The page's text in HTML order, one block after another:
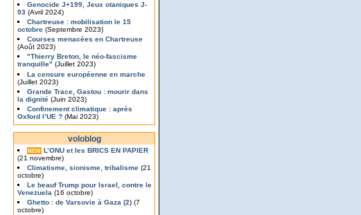
Genocide J+199, Jeux otaniques J-
93 (Avril 2024)
Chartreuse : mobilisation le 15
octobre (Septembre 2023)
Courses menacées en Chartreuse
(Août 2023)
"Thierry Breton, le néo-fascisme
tranquille" (Juillet 2023)
La censure européenne en marche
(Juillet 2023)
Grande Trace, Gastou : mourir dans
la dignité (Juin 2023)
Confinement climatique : après
Oxford l’UE ? (Mai 2023)
voloblog
NEW L’ONU et les BRICS EN PAPIER
(21 novembre)
Climatisme, sionisme, tribalisme (21
octobre)
Le beauf Trump pour Israel, contre le
Venezuela (16 octobre)
Ghetto : de Varsovie à Gaza (2) (7
octobre)